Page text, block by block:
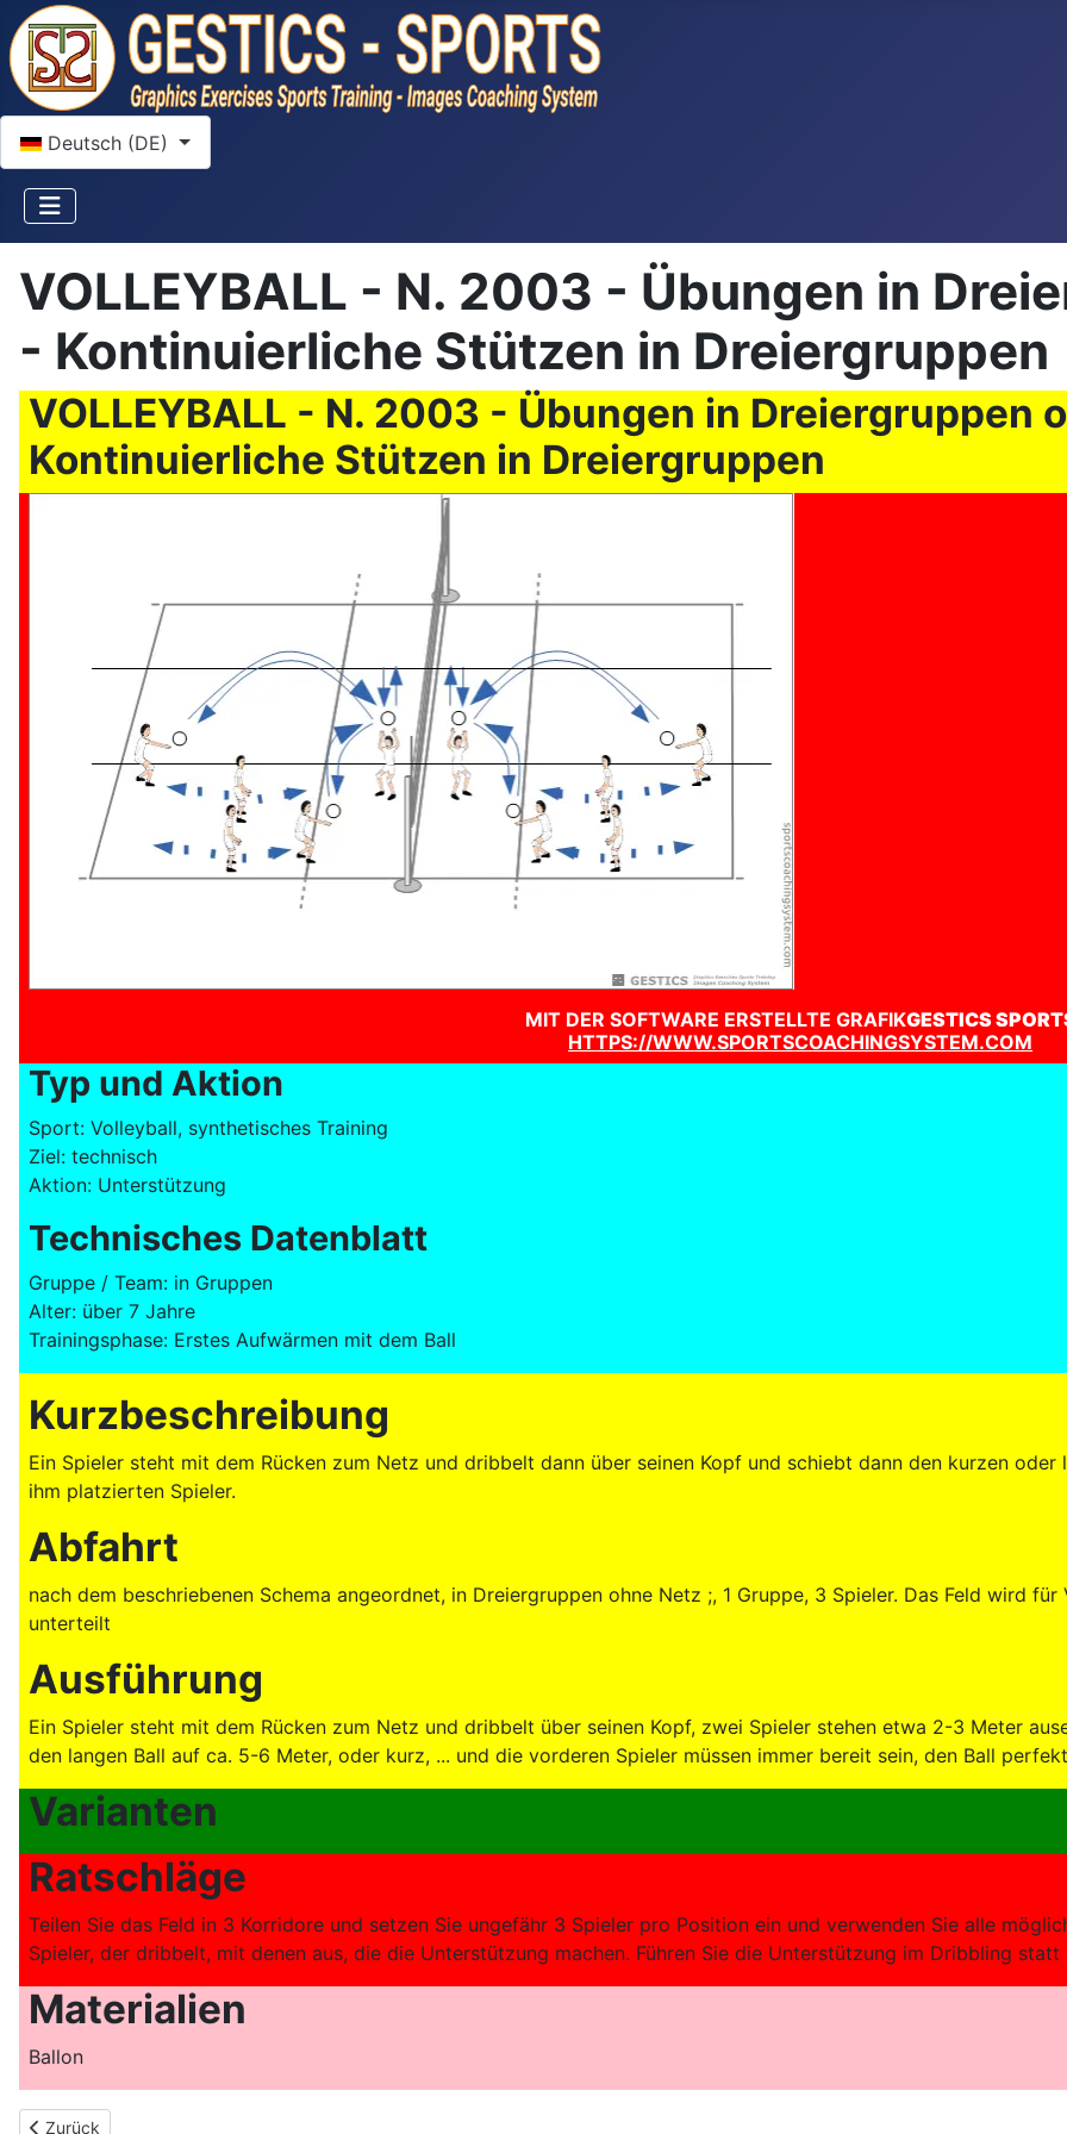
Sprache auswählen
Deutsch (DE)
VOLLEYBALL - N. 2003 - Übungen in
- Kontinuierliche Stützen in Dreiergruppen
VOLLEYBALL - N. 2003 - Übungen in Dreiergruppen
Kontinuierliche Stützen in Dreiergruppen
MIT DER SOFTWARE ERSTELLTE GRAFIKGESTICS
HTTPS://WWW.SPORTSCOACHINGSYSTEM.COM
Typ und Aktion
Sport: Volleyball, synthetisches Training
Ziel: technisch
Aktion: Unterstützung
Technisches Datenblatt
Gruppe / Team: in Gruppen
Alter: über 7 Jahre
Trainingsphase: Erstes Aufwärmen mit dem Ball
Kurzbeschreibung
Ein Spieler steht mit dem Rücken zum Netz und dribbelt dann über seinen Kopf und schiebt dann den kurzen
ihm platzierten Spieler.
Abfahrt
nach dem beschriebenen Schema angeordnet, in Dreiergruppen ohne Netz ;, 1 Gruppe, 3 Spieler. Das Feld wird
unterteilt
Ausführung
Ein Spieler steht mit dem Rücken zum Netz und dribbelt über seinen Kopf, zwei Spieler stehen etwa 2-3 Meter
den langen Ball auf ca. 5-6 Meter, oder kurz, ... und die vorderen Spieler müssen immer bereit sein, den Ball
Varianten
Ratschläge
Teilen Sie das Feld in 3 Korridore und setzen Sie ungefähr 3 Spieler pro Position ein und verwenden Sie alle
Spieler, der dribbelt, mit denen aus, die die Unterstützung machen. Führen Sie die Unterstützung im Dribbling statt
Materialien
Ballon
Vorheriger Beitrag: VOLLEYBALL - N. 2004 - Übungen in Dreiergruppen ohne Netz - Kurze Unterstützung, lange Unterstützung und
Zurück